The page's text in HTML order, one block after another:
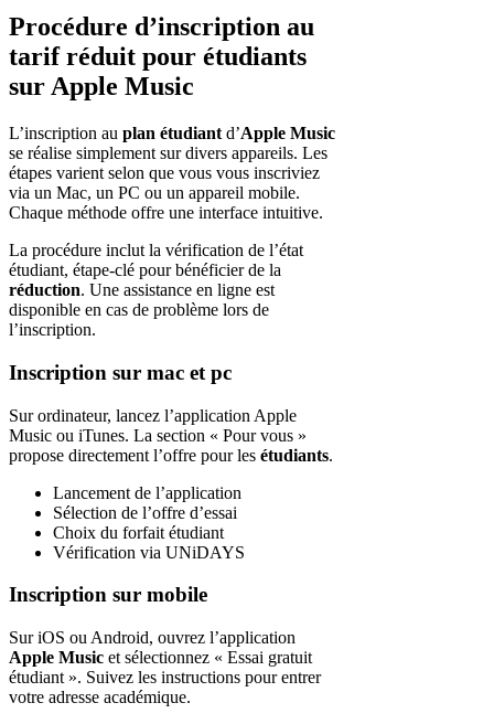
Procédure d’inscription au
tarif réduit pour étudiants
sur Apple Music
L’inscription au plan étudiant d’Apple Music
se réalise simplement sur divers appareils. Les
étapes varient selon que vous vous inscriviez
via un Mac, un PC ou un appareil mobile.
Chaque méthode offre une interface intuitive.
La procédure inclut la vérification de l’état
étudiant, étape-clé pour bénéficier de la
réduction. Une assistance en ligne est
disponible en cas de problème lors de
l’inscription.
Inscription sur mac et pc
Sur ordinateur, lancez l’application Apple
Music ou iTunes. La section « Pour vous »
propose directement l’offre pour les étudiants.
Lancement de l’application
Sélection de l’offre d’essai
Choix du forfait étudiant
Vérification via UNiDAYS
Inscription sur mobile
Sur iOS ou Android, ouvrez l’application
Apple Music et sélectionnez « Essai gratuit
étudiant ». Suivez les instructions pour entrer
votre adresse académique.